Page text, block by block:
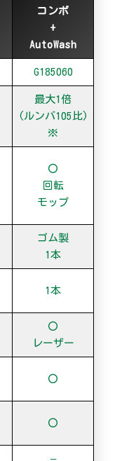
コンボ
+
AutoWash
G185060
最大1倍
(ルンバ105比)
※
〇
回転
モップ
ゴム製
1本
1本
〇
レーザー
〇
〇
–